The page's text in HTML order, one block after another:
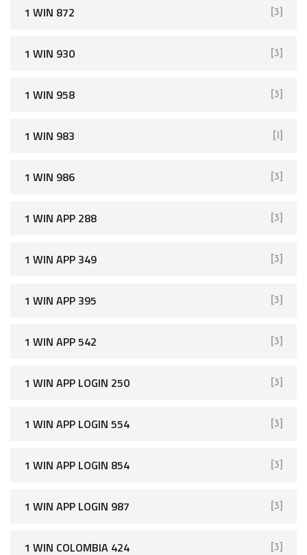
1 WIN 872 [3]
1 WIN 930 [3]
1 WIN 958 [3]
1 WIN 983 [1]
1 WIN 986 [3]
1 WIN APP 288 [3]
1 WIN APP 349 [3]
1 WIN APP 395 [3]
1 WIN APP 542 [3]
1 WIN APP LOGIN 250 [3]
1 WIN APP LOGIN 554 [3]
1 WIN APP LOGIN 854 [3]
1 WIN APP LOGIN 987 [3]
1 WIN COLOMBIA 424 [3]